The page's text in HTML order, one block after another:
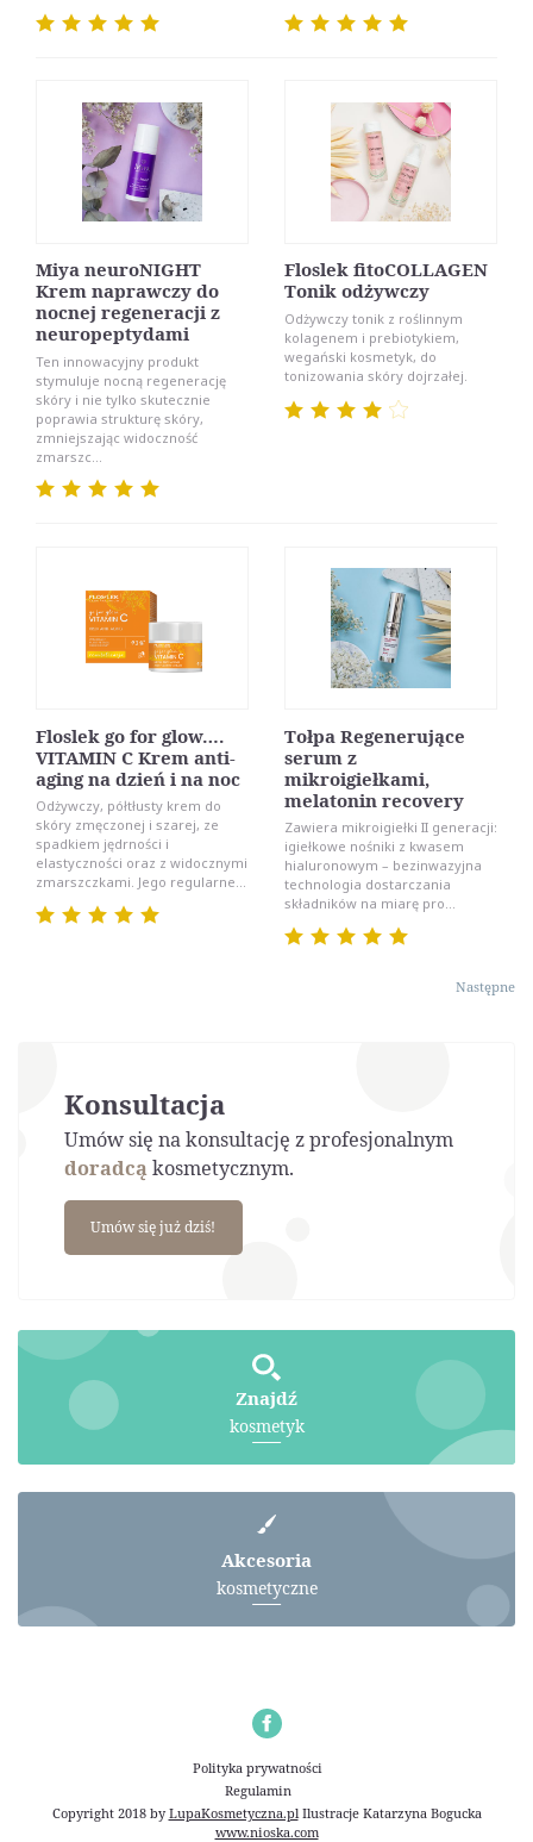
Miya neuroNIGHT
Krem naprawczy do
nocnej regeneracji z
neuropeptydami
Ten innowacyjny produkt
stymuluje nocną regenerację
skóry i nie tylko skutecznie
poprawia strukturę skóry,
zmniejszając widoczność
zmarszc...
Floslek fitoCOLLAGEN
Tonik odżywczy
Odżywczy tonik z roślinnym
kolagenem i prebiotykiem,
wegański kosmetyk, do
tonizowania skóry dojrzałej.
Floslek go for glow….
VITAMIN C Krem anti-
aging na dzień i na noc
Odżywczy, półtłusty krem do
skóry zmęczonej i szarej, ze
spadkiem jędrności i
elastyczności oraz z widocznymi
zmarszczkami. Jego regularne...
Tołpa Regenerujące
serum z
mikroigiełkami,
melatonin recovery
Zawiera mikroigiełki II generacji:
igiełkowe nośniki z kwasem
hialuronowym – bezinwazyjna
technologia dostarczania
składników na miarę pro...
Następne
Konsultacja
Umów się na konsultację z profesjonalnym
doradcąkosmetycznym.
Umów się już dziś!
Znajdź
kosmetyk
Akcesoria
kosmetyczne
Polityka prywatności
Regulamin
Copyright 2018 by LupaKosmetyczna.pl Ilustracje Katarzyna Bogucka
www.nioska.com